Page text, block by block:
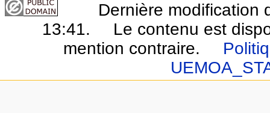
Dernière modification
13:41.
Le contenu est
mention contraire.